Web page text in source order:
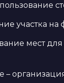
участка
мест